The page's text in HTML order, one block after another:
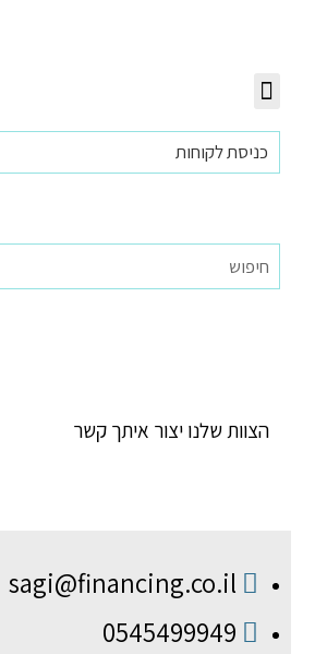
כניסת לקוחות
הצוות שלנו יצור איתך קשר
sagi@financing.co.il
0545499949